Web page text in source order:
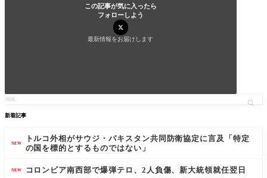
この記事が気に入ったら
フォローしよう
最新情報をお届けします
新着記事
NEW
トルコ外相がサウジ・パキスタン共同防衛協定に言及「特定
の国を標的とするものではない」
NEW コロンビア南西部で爆弾テロ、2人負傷、新大統領就任翌日